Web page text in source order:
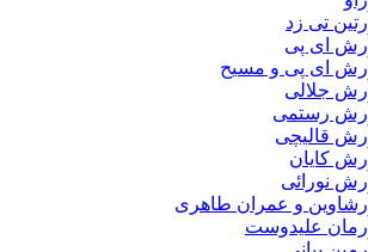
آرتین تی زد
آرش ای پی
آرش ای پی و مسیح
آرش جلالی
آرش رستمی
آرش قالیچی
آرش کایان
آرش نورائی
آرشاوین و عمران طاهری
آرمان علیدوست